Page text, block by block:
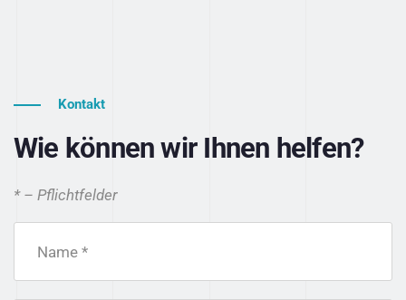
Kontakt
Wie können wir Ihnen helfen?
* – Pflichtfelder
Name *